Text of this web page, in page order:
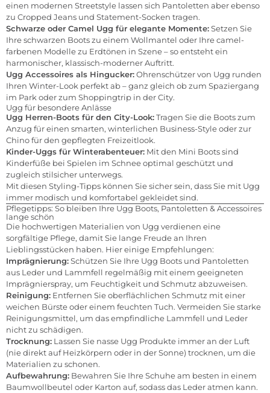
einen modernen Streetstyle lassen sich Pantoletten aber ebenso
zu Cropped Jeans und Statement-Socken tragen.
Schwarze oder Camel Ugg für elegante Momente:Setzen Sie
Ihre schwarzen Boots zu einem Wollmantel oder Ihre camel-
farbenen Modelle zu Erdtönen in Szene – so entsteht ein
harmonischer, klassisch-moderner Auftritt.
Ugg Accessoires als Hingucker:Ohrenschützer von Ugg runden
Ihren Winter-Look perfekt ab – ganz gleich ob zum Spaziergang
im Park oder zum Shoppingtrip in der City.
Ugg für besondere Anlässe
Ugg Herren-Boots für den City-Look:Tragen Sie die Boots zum
Anzug für einen smarten, winterlichen Business-Style oder zur
Chino für den gepflegten Freizeitlook.
Kinder-Uggs für Winterabenteuer: Mit den Mini Boots sind
Kinderfüße bei Spielen im Schnee optimal geschützt und
zugleich stilsicher unterwegs.
Mit diesen Styling-Tipps können Sie sicher sein, dass Sie mit Ugg
immer modisch und komfortabel gekleidet sind.
Pflegetipps: So bleiben Ihre Ugg Boots, Pantoletten & Accessoires
lange schön
Die hochwertigen Materialien von Ugg verdienen eine
sorgfältige Pflege, damit Sie lange Freude an Ihren
Lieblingsstücken haben. Hier einige Empfehlungen:
Imprägnierung:Schützen Sie Ihre Ugg Boots und Pantoletten
aus Leder und Lammfell regelmäßig mit einem geeigneten
Imprägnierspray, um Feuchtigkeit und Schmutz abzuweisen.
Reinigung: Entfernen Sie oberflächlichen Schmutz mit einer
weichen Bürste oder einem feuchten Tuch. Vermeiden Sie starke
Reinigungsmittel, um das empfindliche Lammfell und Leder
nicht zu schädigen.
Trocknung: Lassen Sie nasse Ugg Produkte immer an der Luft
(nie direkt auf Heizkörpern oder in der Sonne) trocknen, um die
Materialien zu schonen.
Aufbewahrung: Bewahren Sie Ihre Schuhe am besten in einem
Baumwollbeutel oder Karton auf, sodass das Leder atmen kann.